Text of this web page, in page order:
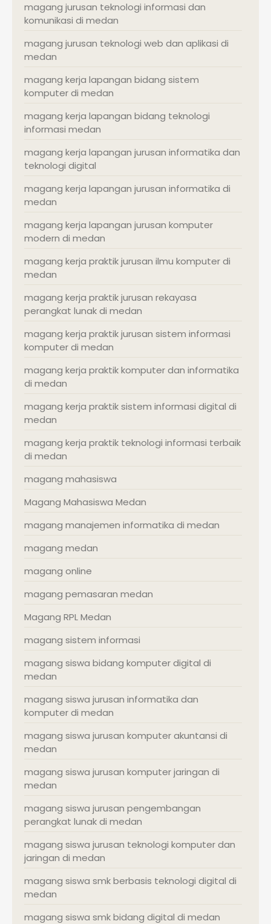
magang jurusan teknologi informasi dan
komunikasi di medan
magang jurusan teknologi web dan aplikasi di
medan
magang kerja lapangan bidang sistem
komputer di medan
magang kerja lapangan bidang teknologi
informasi medan
magang kerja lapangan jurusan informatika dan
teknologi digital
magang kerja lapangan jurusan informatika di
medan
magang kerja lapangan jurusan komputer
modern di medan
magang kerja praktik jurusan ilmu komputer di
medan
magang kerja praktik jurusan rekayasa
perangkat lunak di medan
magang kerja praktik jurusan sistem informasi
komputer di medan
magang kerja praktik komputer dan informatika
di medan
magang kerja praktik sistem informasi digital di
medan
magang kerja praktik teknologi informasi terbaik
di medan
magang mahasiswa
Magang Mahasiswa Medan
magang manajemen informatika di medan
magang medan
magang online
magang pemasaran medan
Magang RPL Medan
magang sistem informasi
magang siswa bidang komputer digital di
medan
magang siswa jurusan informatika dan
komputer di medan
magang siswa jurusan komputer akuntansi di
medan
magang siswa jurusan komputer jaringan di
medan
magang siswa jurusan pengembangan
perangkat lunak di medan
magang siswa jurusan teknologi komputer dan
jaringan di medan
magang siswa smk berbasis teknologi digital di
medan
magang siswa smk bidang digital di medan